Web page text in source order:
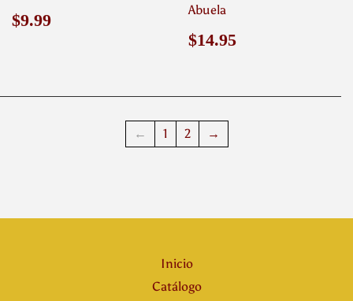
Precio
$9.99
Abuela
Precio
$14.95
← 1 2 →
Inicio
Catálogo